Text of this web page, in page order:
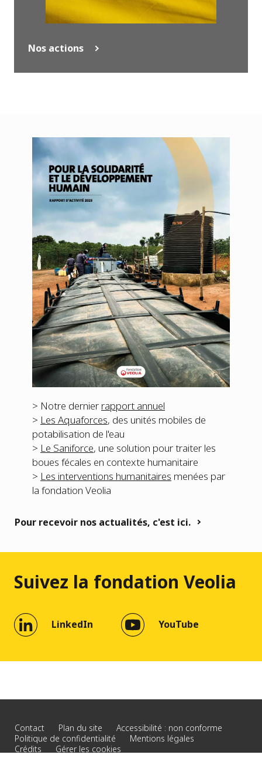
Nos actions
> Notre dernier rapport annuel
> Les Aquaforces, des unités mobiles de
potabilisation de l'eau
> Le Saniforce, une solution pour traiter les
boues fécales en contexte humanitaire
> Les interventions humanitaires menées par
la fondation Veolia
Pour recevoir nos actualités, c'est ici.
Suivez la fondation Veolia
LinkedIn YouTube
Contact Plan du site
Accessibilité : non conforme
Politique de confidentialité
Mentions légales
Crédits
Gérer les cookies